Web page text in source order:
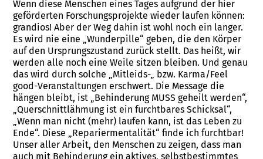
Wenn diese Menschen eines Tages aufgrund der hier
geförderten Forschungsprojekte wieder laufen können:
grandios! Aber der Weg dahin ist wohl noch ein langer.
Es wird nie eine „Wunderpille“ geben, die den Körper
auf den Ursprungszustand zurück stellt. Das heißt, wir
werden alle noch eine Weile sitzen bleiben. Und genau
das wird durch solche „Mitleids-„ bzw. Karma/Feel
good-Veranstaltungen erschwert. Die Message die
hängen bleibt, ist „Behinderung MUSS geheilt werden“,
„Querschnittlähmung ist ein furchtbares Schicksal“,
„Wenn man nicht (mehr) laufen kann, ist das Leben zu
Ende“. Diese „Repariermentalität“ finde ich furchtbar!
Unser aller Arbeit, den Menschen zu zeigen, dass man
auch mit Behinderung ein aktives, selbstbestimmtes